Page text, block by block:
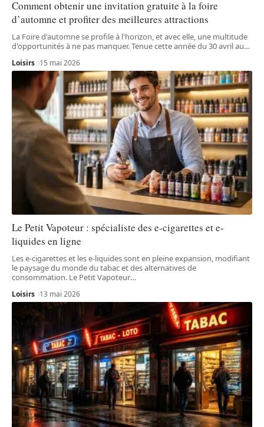
Comment obtenir une invitation gratuite à la foire
d’automne et profiter des meilleures attractions
La Foire d'automne se profile à l'horizon, et avec elle, une multitude
d'opportunités à ne pas manquer. Tenue cette année du 30 avril au…
Loisirs 15 mai 2026
Le Petit Vapoteur : spécialiste des e-cigarettes et e-
liquides en ligne
Les e-cigarettes et les e-liquides sont en pleine expansion, modifiant
le paysage du monde du tabac et des alternatives de
consommation. Le Petit Vapoteur…
Loisirs 13 mai 2026